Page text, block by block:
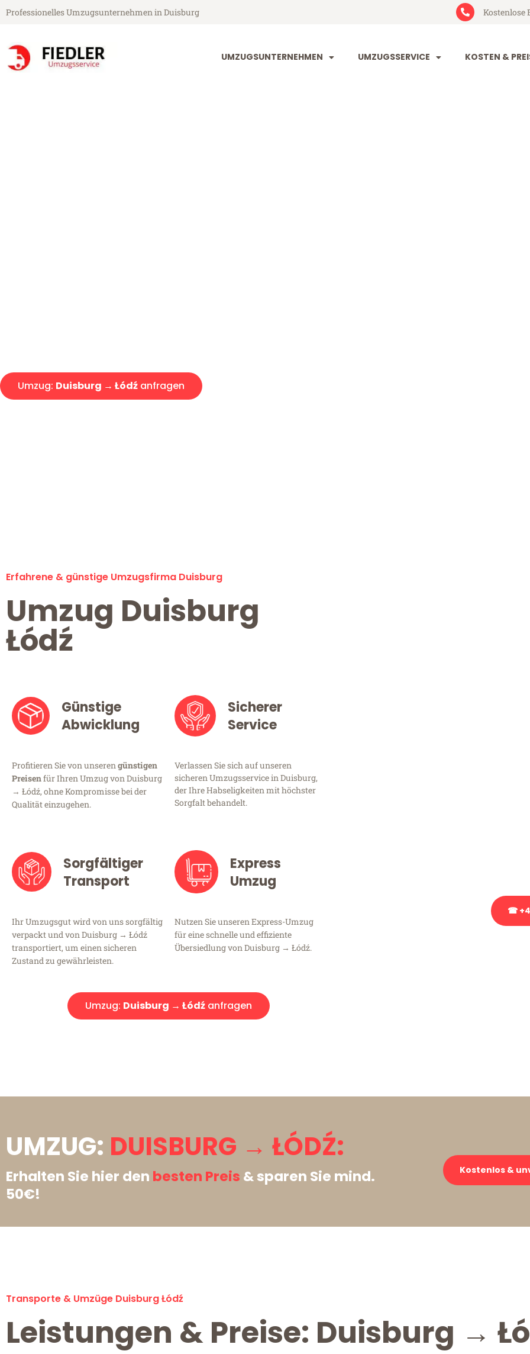
Professionelles Umzugsunternehmen in Duisburg Kostenlose
UMZUGSUNTERNEHMEN UMZUGSSERVICE KOSTEN &
Umzug: Duisburg → Łódź anfragen
Erfahrene & günstige Umzugsfirma Duisburg
Umzug Duisburg
Łódź
Günstige
Abwicklung
Profitieren Sie von unserengünstigen
Preisenfür Ihren Umzug von Duisburg
→ Łódź, ohne Kompromisse bei der
Qualität einzugehen.
Sicherer
Service
Verlassen Sie sich auf unseren
sicheren Umzugsservice in Duisburg,
der Ihre Habseligkeiten mit höchster
Sorgfalt behandelt.
Sorgfältiger
Transport
Ihr Umzugsgut wird von uns sorgfältig
verpackt und von Duisburg → Łódź
transportiert, um einen sicheren
Zustand zu gewährleisten.
Express
Umzug
Nutzen Sie unseren Express-Umzug
für eine schnelle und effiziente
Übersiedlung von Duisburg → Łódź.
Umzug: Duisburg → Łódź anfragen
☎
UMZUG: DUISBURG → ŁÓDŹ:
Erhalten Sie hier den besten Preis & sparen Sie mind.
50€!
Kostenlos &
Transporte & Umzüge Duisburg Łódź
Leistungen & Preise: Duisburg →